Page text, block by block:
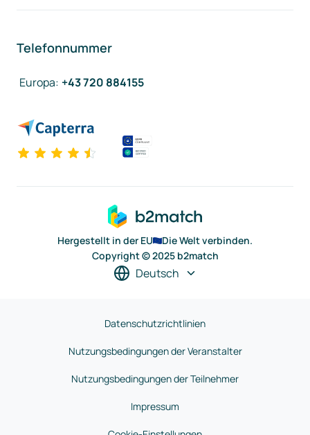
Telefonnummer
Europa: +43 720 884155
Hergestellt in der EU
Die Welt verbinden.
Copyright © 2025 b2match
Deutsch
Datenschutzrichtlinien
Nutzungsbedingungen der Veranstalter
Nutzungsbedingungen der Teilnehmer
Impressum